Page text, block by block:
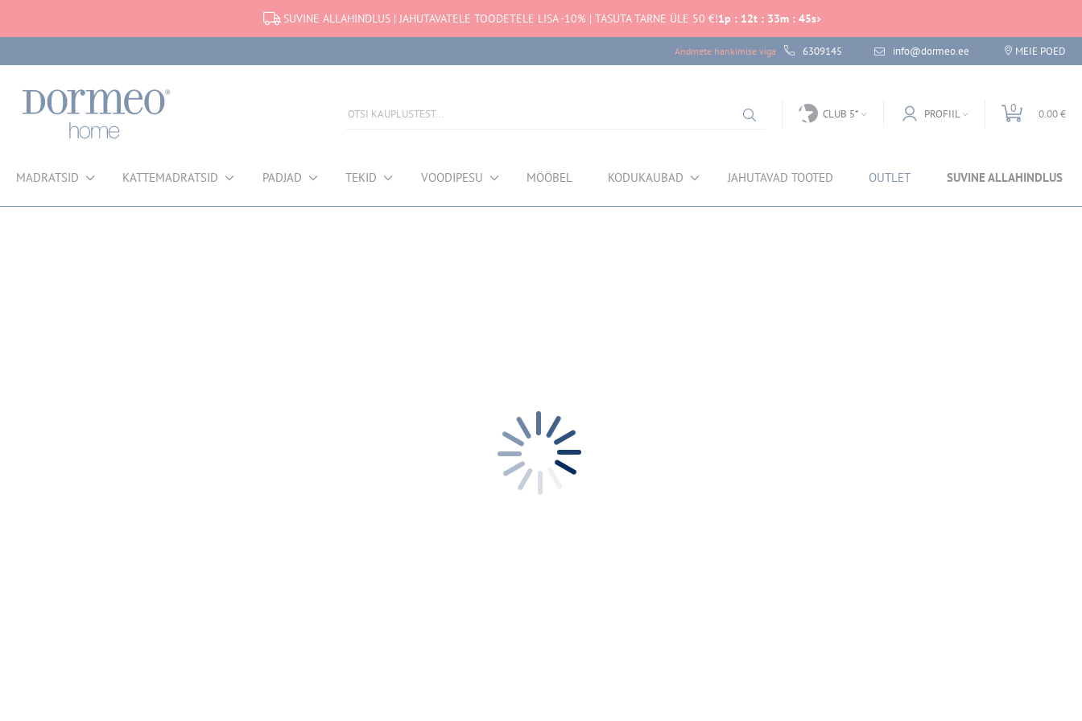
SUVINE ALLAHINDLUS | JAHUTAVATELE TOODETELE LISA -10% | TASUTA TARNE ÜLE 50 €!1p : 12t : 33m : 45s
Andmete hankimise viga 6309145 info@dormeo.ee MEIE POED
CLUB 5* PROFIIL 0 0.00 €
MADRATSID KATTEMADRATSID PADJAD TEKID VOODIPESU MÖÖBEL KODUKAUBAD JAHUTAVAD TOOTED OUTLET SUVINE ALLAHINDLUS